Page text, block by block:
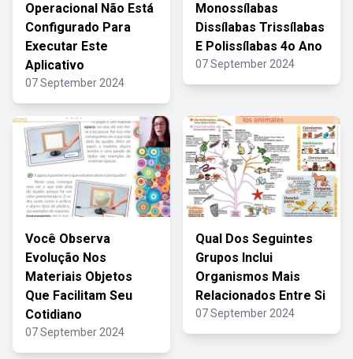
Operacional Não Está
Configurado Para
Executar Este
Aplicativo
07 September 2024
Monossílabas
Dissílabas Trissílabas
E Polissílabas 4o Ano
07 September 2024
Você Observa
Evolução Nos
Materiais Objetos
Que Facilitam Seu
Cotidiano
07 September 2024
Qual Dos Seguintes
Grupos Inclui
Organismos Mais
Relacionados Entre Si
07 September 2024